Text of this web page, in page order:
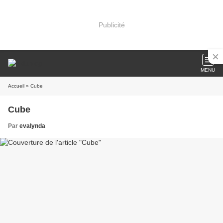
Publicité
MENU
Accueil » Cube
Cube
Par evalynda